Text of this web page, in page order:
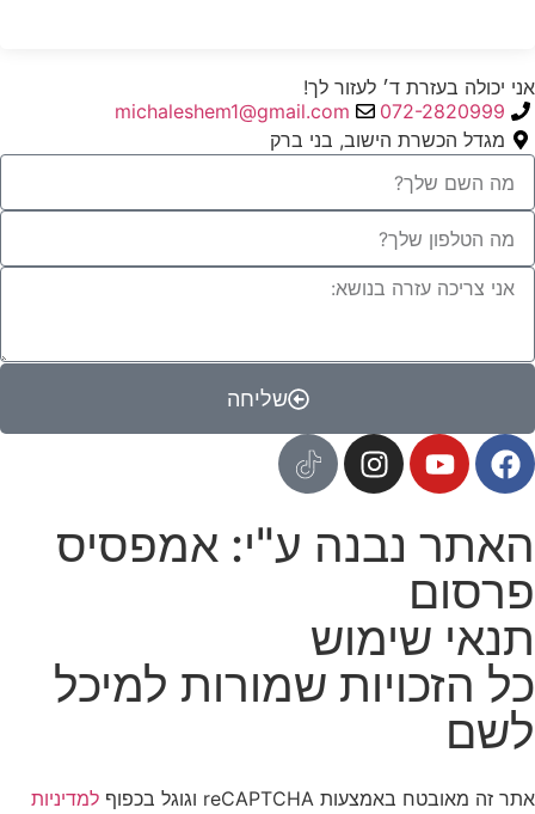
אני יכולה בעזרת ד׳ לעזור לך!
072-2820999
michaleshem1@gmail.com
מגדל הכשרת הישוב, בני ברק
שליחה
האתר נבנה ע"י: אמפסיס
פרסום
תנאי שימוש
כל הזכויות שמורות למיכל
לשם
אתר זה מאובטח באמצעות reCAPTCHA וגוגל בכפוף למדיניות